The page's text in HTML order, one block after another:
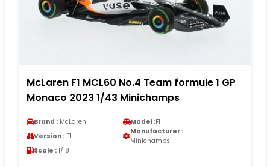
McLaren F1 MCL60 No.4 Team formule 1 GP
Monaco 2023 1/43 Minichamps
Brand : McLaren Model :F1
Version : F1
Manufacturer :
Minichamps
Scale : 1/18